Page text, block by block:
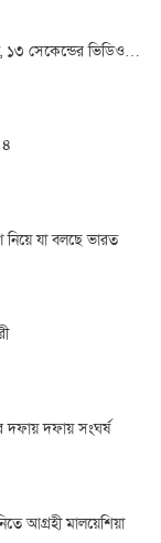
১৩ সেকেন্ডের ভিডিও…
নিয়ে যা বলছে ভারত
দফায় দফায় সংঘর্ষ
আগ্রহী মালয়েশিয়া